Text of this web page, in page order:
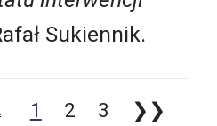
Sukiennik.
1 2 3 ❯❯